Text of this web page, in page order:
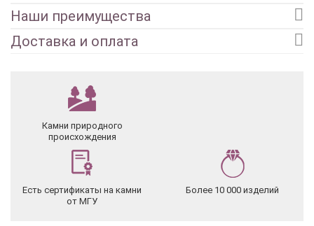
Наши преимущества
Доставка и оплата
Камни природного
происхождения
Есть сертификаты на камни
от МГУ
Более 10 000 изделий